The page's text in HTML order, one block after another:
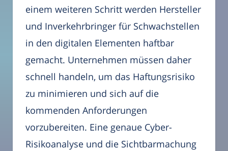
einem weiteren Schritt werden Hersteller
und Inverkehrbringer für Schwachstellen
in den digitalen Elementen haftbar
gemacht. Unternehmen müssen daher
schnell handeln, um das Haftungsrisiko
zu minimieren und sich auf die
kommenden Anforderungen
vorzubereiten. Eine genaue Cyber-
Risikoanalyse und die Sichtbarmachung